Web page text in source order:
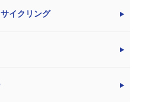
イクリング